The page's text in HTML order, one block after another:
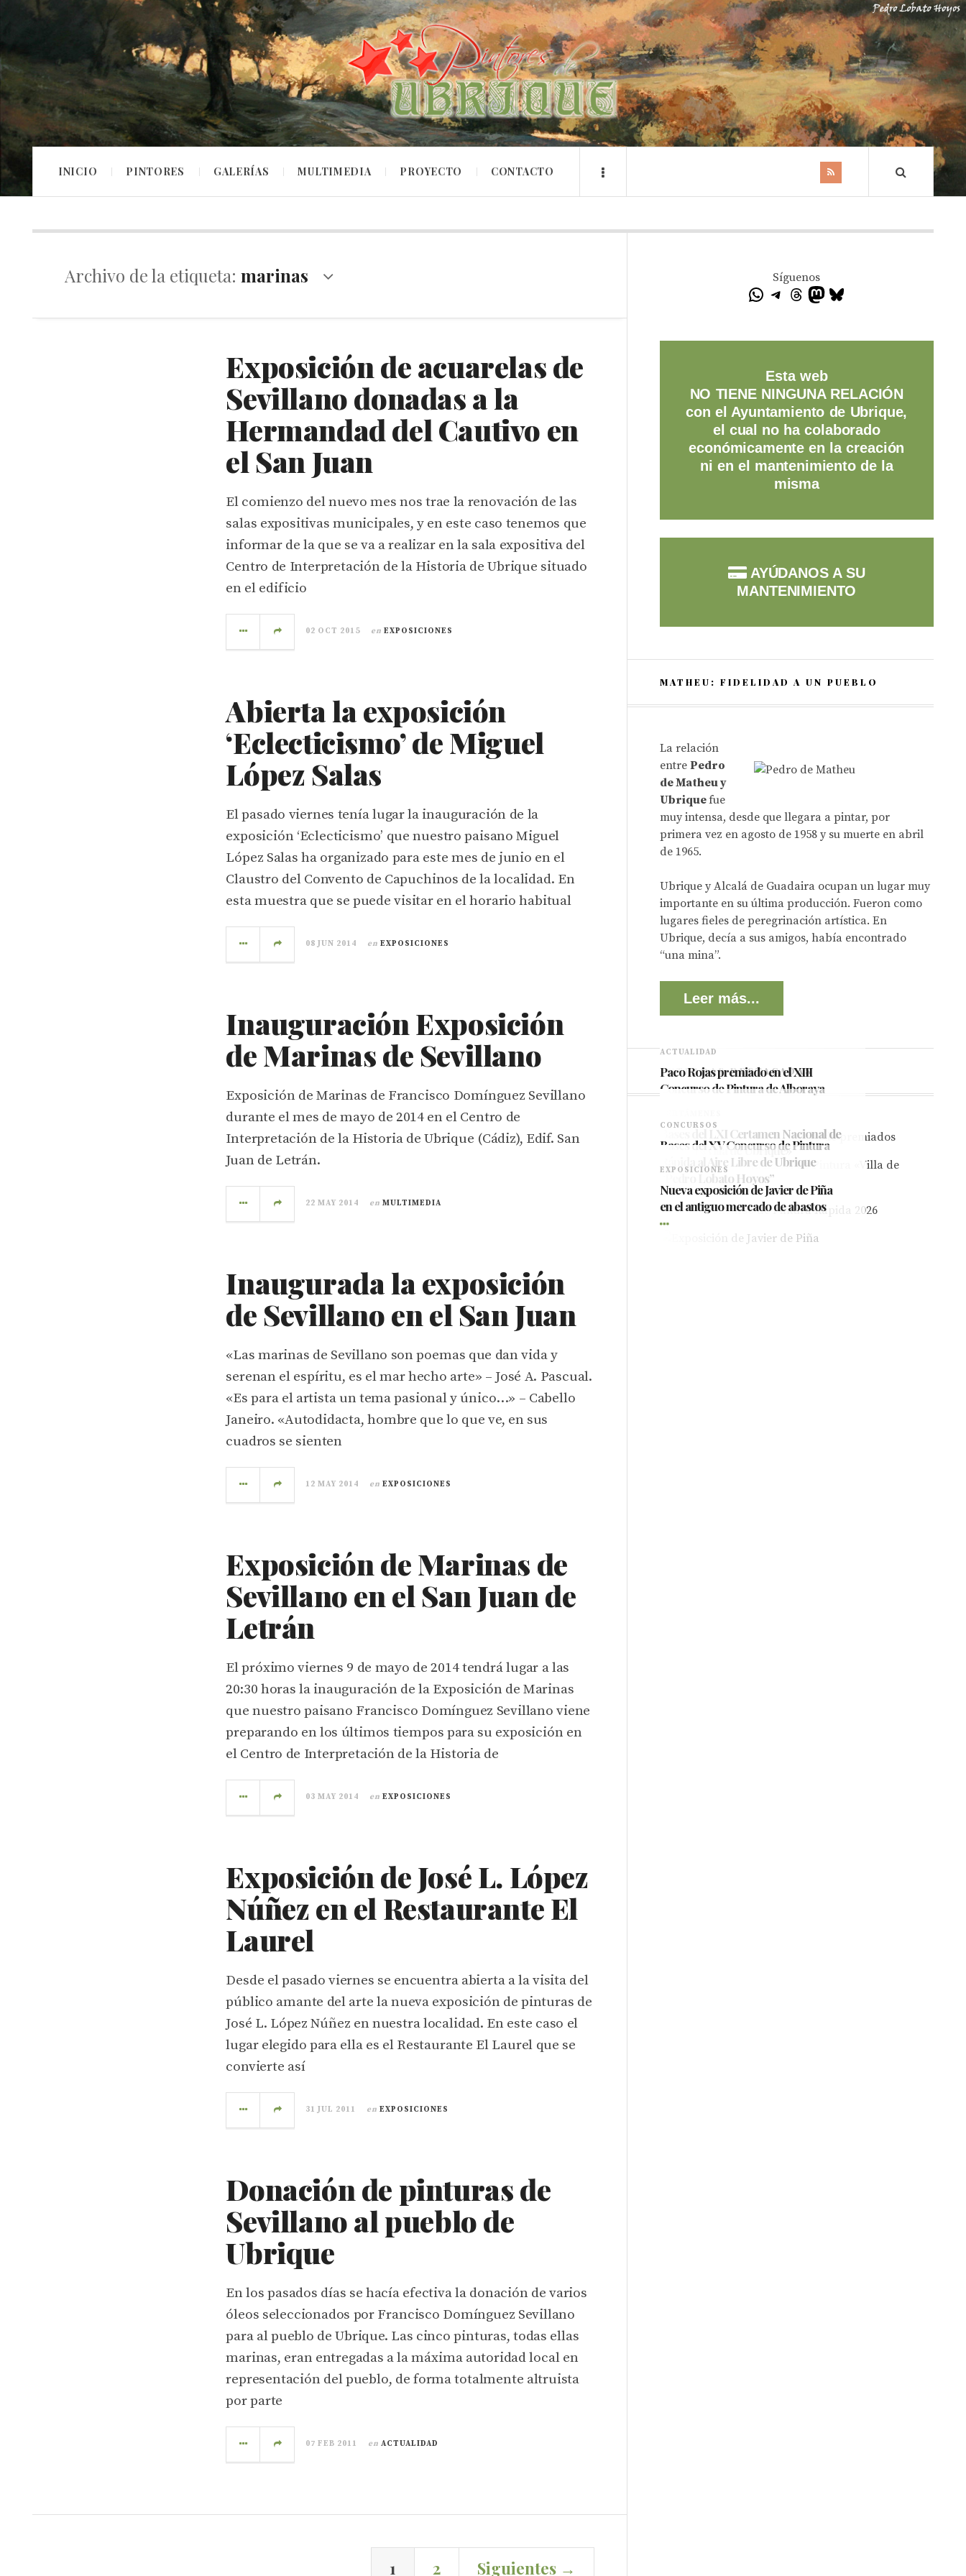
INICIO PINTORES GALERÍAS MULTIMEDIA PROYECTO CONTACTO
Archivo de la etiqueta: marinas
Exposición de acuarelas de
Sevillano donadas a la
Hermandad del Cautivo en
el San Juan
El comienzo del nuevo mes nos trae la renovación de las
salas expositivas municipales, y en este caso tenemos que
informar de la que se va a realizar en la sala expositiva del
Centro de Interpretación de la Historia de Ubrique situado
en el edificio
02 OCT 2015 en EXPOSICIONES
Abierta la exposición
‘Eclecticismo’ de Miguel
López Salas
El pasado viernes tenía lugar la inauguración de la
exposición ‘Eclecticismo’ que nuestro paisano Miguel
López Salas ha organizado para este mes de junio en el
Claustro del Convento de Capuchinos de la localidad. En
esta muestra que se puede visitar en el horario habitual
08 JUN 2014 en EXPOSICIONES
Inauguración Exposición
de Marinas de Sevillano
Exposición de Marinas de Francisco Domínguez Sevillano
durante el mes de mayo de 2014 en el Centro de
Interpretación de la Historia de Ubrique (Cádiz), Edif. San
Juan de Letrán.
22 MAY 2014 en MULTIMEDIA
Inaugurada la exposición
de Sevillano en el San Juan
«Las marinas de Sevillano son poemas que dan vida y
serenan el espíritu, es el mar hecho arte» – José A. Pascual.
«Es para el artista un tema pasional y único…» – Cabello
Janeiro. «Autodidacta, hombre que lo que ve, en sus
cuadros se sienten
12 MAY 2014 en EXPOSICIONES
Exposición de Marinas de
Sevillano en el San Juan de
Letrán
El próximo viernes 9 de mayo de 2014 tendrá lugar a las
20:30 horas la inauguración de la Exposición de Marinas
que nuestro paisano Francisco Domínguez Sevillano viene
preparando en los últimos tiempos para su exposición en
el Centro de Interpretación de la Historia de
03 MAY 2014 en EXPOSICIONES
Exposición de José L. López
Núñez en el Restaurante El
Laurel
Desde el pasado viernes se encuentra abierta a la visita del
público amante del arte la nueva exposición de pinturas de
José L. López Núñez en nuestra localidad. En este caso el
lugar elegido para ella es el Restaurante El Laurel que se
convierte así
31 JUL 2011 en EXPOSICIONES
Donación de pinturas de
Sevillano al pueblo de
Ubrique
En los pasados días se hacía efectiva la donación de varios
óleos seleccionados por Francisco Domínguez Sevillano
para al pueblo de Ubrique. Las cinco pinturas, todas ellas
marinas, eran entregadas a la máxima autoridad local en
representación del pueblo, de forma totalmente altruista
por parte
07 FEB 2011 en ACTUALIDAD
1 2 Siguientes →
Síguenos
Esta web
NO TIENE NINGUNA RELACIÓN
con el Ayuntamiento de Ubrique,
el cual no ha colaborado
económicamente en la creación
ni en el mantenimiento de la
misma
AYÚDANOS A SU
MANTENIMIENTO
MATHEU: FIDELIDAD A UN PUEBLO
La relación
entre Pedro
de Matheu y
Ubriquefue
muy intensa, desde que llegara a pintar, por
primera vez en agosto de 1958 y su muerte en abril
de 1965.
Ubrique y Alcalá de Guadaira ocupan un lugar muy
importante en su última producción. Fueron como
lugares fieles de peregrinación artística. En
Ubrique, decía a sus amigos, había encontrado
“una mina”.
Leer más...
ENTRADAS DESTACADAS
ACTUALIDAD
Paco Rojas premiado en el XIII
Concurso de Pintura de Alboraya
Bases del LXI Certamen Nacional de
Pintura «Villa de Ubrique»
CONCURSOS
Bases del XV Concurso de Pintura
Rápida al Aire Libre de Ubrique
“Pedro Lobato Hoyos”
EXPOSICIONES
Nueva exposición de Javier de Piña
en el antiguo mercado de abastos